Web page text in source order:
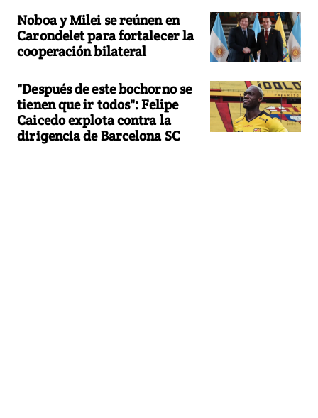
Noboa y Milei se reúnen en
Carondelet para fortalecer la
cooperación bilateral
"Después de este bochorno se
tienen que ir todos": Felipe
Caicedo explota contra la
dirigencia de Barcelona SC